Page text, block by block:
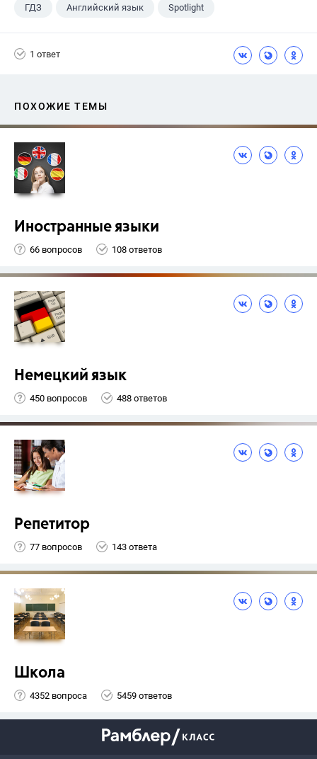
ГДЗ Английский язык Spotlight
1 ответ
ПОХОЖИЕ ТЕМЫ
Иностранные языки
66 вопросов 108 ответов
Немецкий язык
450 вопросов 488 ответов
Репетитор
77 вопросов 143 ответа
Школа
4352 вопроса 5459 ответов